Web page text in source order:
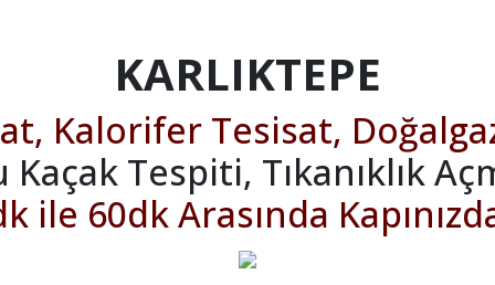
KARLIKTEPE
Kalorifer Tesisat,
Kaçak Tespiti, Tıkanıklık
ile 60dk Arasında